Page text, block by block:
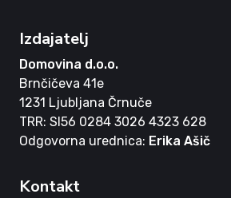
Izdajatelj
Domovina d.o.o.
Brnčičeva 41e
1231 Ljubljana Črnuče
TRR: SI56 0284 3026 4323 628
Odgovorna urednica: Erika Ašič
Kontakt